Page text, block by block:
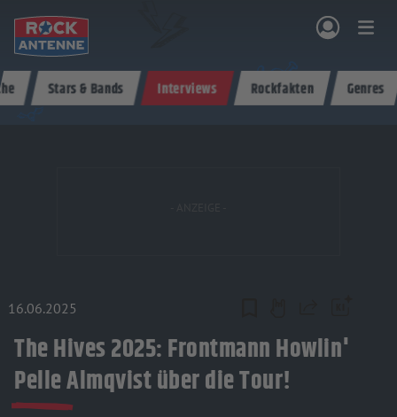
& PROGRAMM AKTIONEN & KONZERTE MUSIK ROCKCOMMUNITY SHOPPEN
Stars & Bands Interviews Rockfakten Genres
16.06.2025
The Hives 2025: Frontmann Howlin'
Pelle Almqvist über die Tour!